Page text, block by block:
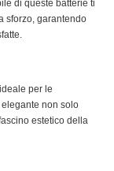
di queste batterie ti
sforzo, garantendo
per le
non solo
estetico della